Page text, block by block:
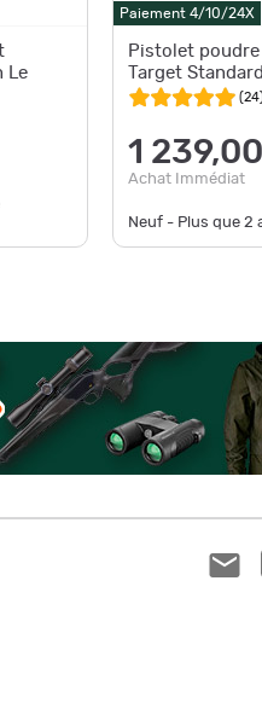
Le
Paiement 4/10/24X
Pistolet
Target
(24)
1
Achat Immédiat
Neuf - Plus que 2